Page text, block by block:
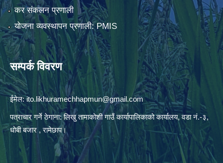
कर संकलन प्रणाली
योजना व्यवस्थापन प्रणाली: PMIS
सम्पर्क विवरण
ईमेल:ito.likhuramechhapmun@gmail.com
पत्राचार गर्ने ठेगाना: लिखु तामाकोशी गाउँ कार्यापालिकाको कार्यालय, वडा नं.-३,
धोबी बजार , रामेछाप।